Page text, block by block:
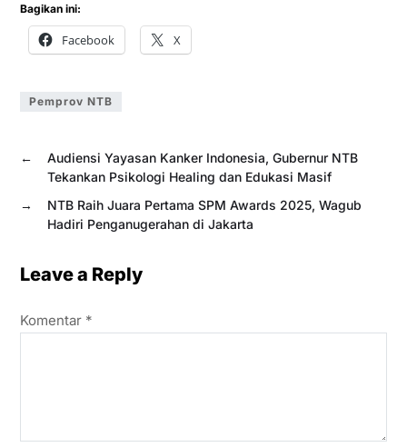
Bagikan ini:
Facebook X
Pemprov NTB
←
Audiensi Yayasan Kanker Indonesia, Gubernur NTB
Tekankan Psikologi Healing dan Edukasi Masif
→
NTB Raih Juara Pertama SPM Awards 2025, Wagub
Hadiri Penganugerahan di Jakarta
Leave a Reply
Komentar *